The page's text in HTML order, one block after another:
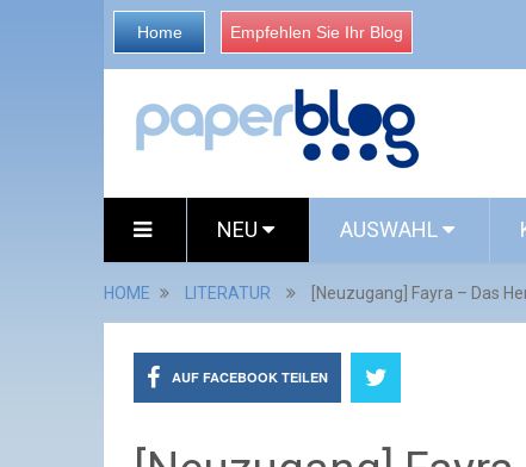
Home Empfehlen Sie Ihr Blog
NEU AUSWAHL
HOME LITERATUR [Neuzugang] Fayra – Das
AUF FACEBOOK TEILEN